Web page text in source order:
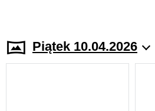
Piątek 10.04.2026